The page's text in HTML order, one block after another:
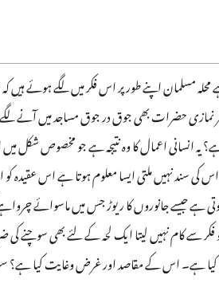
محلہ مسلمان اپنے طور پر اس فکر میں لگے ہوئے
حضرات بھی جوق در جوق مساجد میں آنے
یہ انسانی اعمال کا وہ نتیجہ ہے جو مخصوص شکل
سند نہیں ملتی ایسا معلوم ہوتا ہے اس عقیدہ کو
ہے جیسے جانوروں کا ریوڑ جس میں ماسوائے
فکر سے کام نہیں لیتا ایک لحہ کے لئے بھی
ہے۔ اس کے مقاصد اور غرض وغایت کیا ہے؟ سب